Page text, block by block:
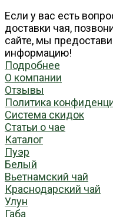
Если у вас есть
доставки чая,
сайте, мы
информацию!
Подробнее
О компании
Отзывы
Политика
Система скидок
Статьи о чае
Каталог
Пуэр
Белый
Вьетнамский чай
Краснодарский чай
Улун
Габа